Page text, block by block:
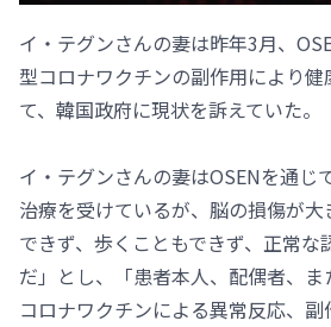
イ・テグンさんの妻は昨年3月、
型コロナワクチンの副作用により
て、韓国政府に現状を訴えていた。
イ・テグンさんの妻はOSENを通じ
治療を受けているが、脳の損傷が
できず、歩くこともできず、正常な
だ」とし、「患者本人、配偶者、
コロナワクチンによる異常反応、